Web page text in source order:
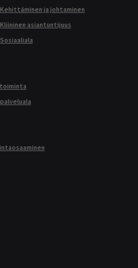
ja johtaminen
asiantuntijuus